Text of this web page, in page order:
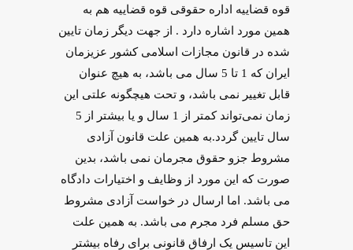
قوه قضاییه اداره حقوقی قوه قضاییه هم به
همین مورد اشاره دارد . از جهت دیگر زمان تایین
شده در قانون مجازات اسلامی کشور عزیزمان
ایران که 1 تا 5 سال می باشد، به هیچ عنوان
قابل تغییر نمی باشد، و تحت هیچگونه علتی این
زمان نمی‌تواند کمتر از 1 سال و یا بیشتر از 5
سال تایین گردد.به همین علت قانون آزادی
مشروط جزو حقوق مجرمان نمی باشد، بدین
صورت که این مورد از وظایف و اختیارات دادگاه
می باشد. اما ارسال در خواست آزادی مشروط
حق مسلم فرد مجرم می باشد. به همین علت
این تاسیس یک ارفاق قانونی برای رفاه بیشتر